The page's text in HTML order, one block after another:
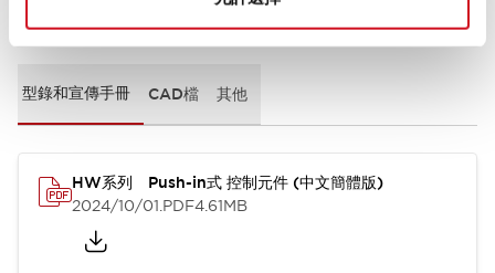
型錄和宣傳手冊 CAD檔 其他
HW系列 Push-in式 控制元件 (中文簡體版)
2024/10/01.PDF4.61MB